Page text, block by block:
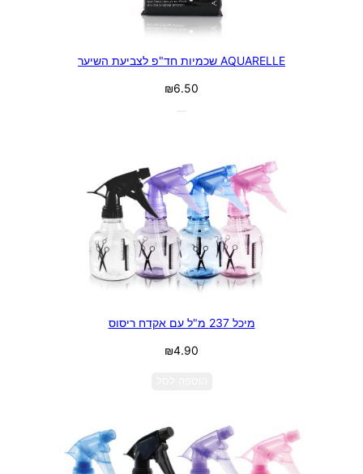
AQUARELLE שכמיות חד"פ לצביעת השיער
₪6.50
מיכל 237 מ"ל עם אקדח ריסוס
₪4.90